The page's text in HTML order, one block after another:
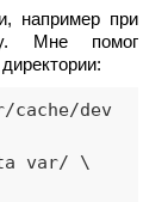
например при
Мне помог
cache/dev